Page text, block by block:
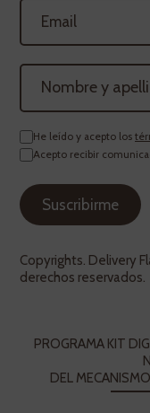
He leído y acepto los
Acepto recibir
Copyrights. Delivery
derechos reservados.
PROGRAMA KIT
DEL